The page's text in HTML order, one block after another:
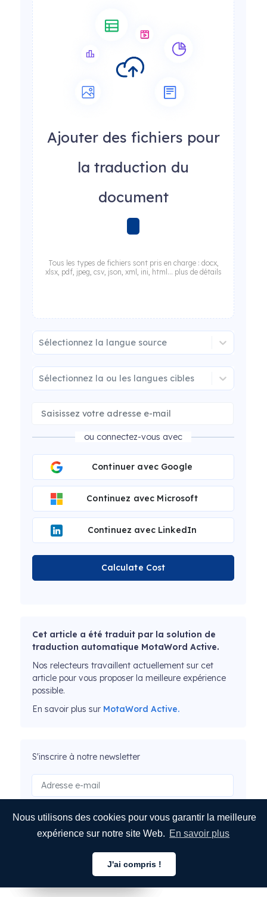
Nous utilisons des cookies pour vous garantir la meilleure
expérience sur notre site Web. En savoir plus
J'ai compris !
Ajouter des fichiers pour
la traduction du
document
Tous les types de fichiers sont pris en charge : docx,
xlsx, pdf, jpeg, csv, json, xml, ini, html... plus de détails
Sélectionnez la langue source
Sélectionnez la ou les langues cibles
ou connectez-vous avec
Continuer avec Google
Continuez avec Microsoft
Continuez avec LinkedIn
Calculate Cost
Cet article a été traduit par la solution de
traduction automatique MotaWord Active.
Nos relecteurs travaillent actuellement sur cet
article pour vous proposer la meilleure expérience
possible.
En savoir plus sur MotaWord Active.
S'inscrire à notre newsletter
SOUMETTRE
Français
Français
Français